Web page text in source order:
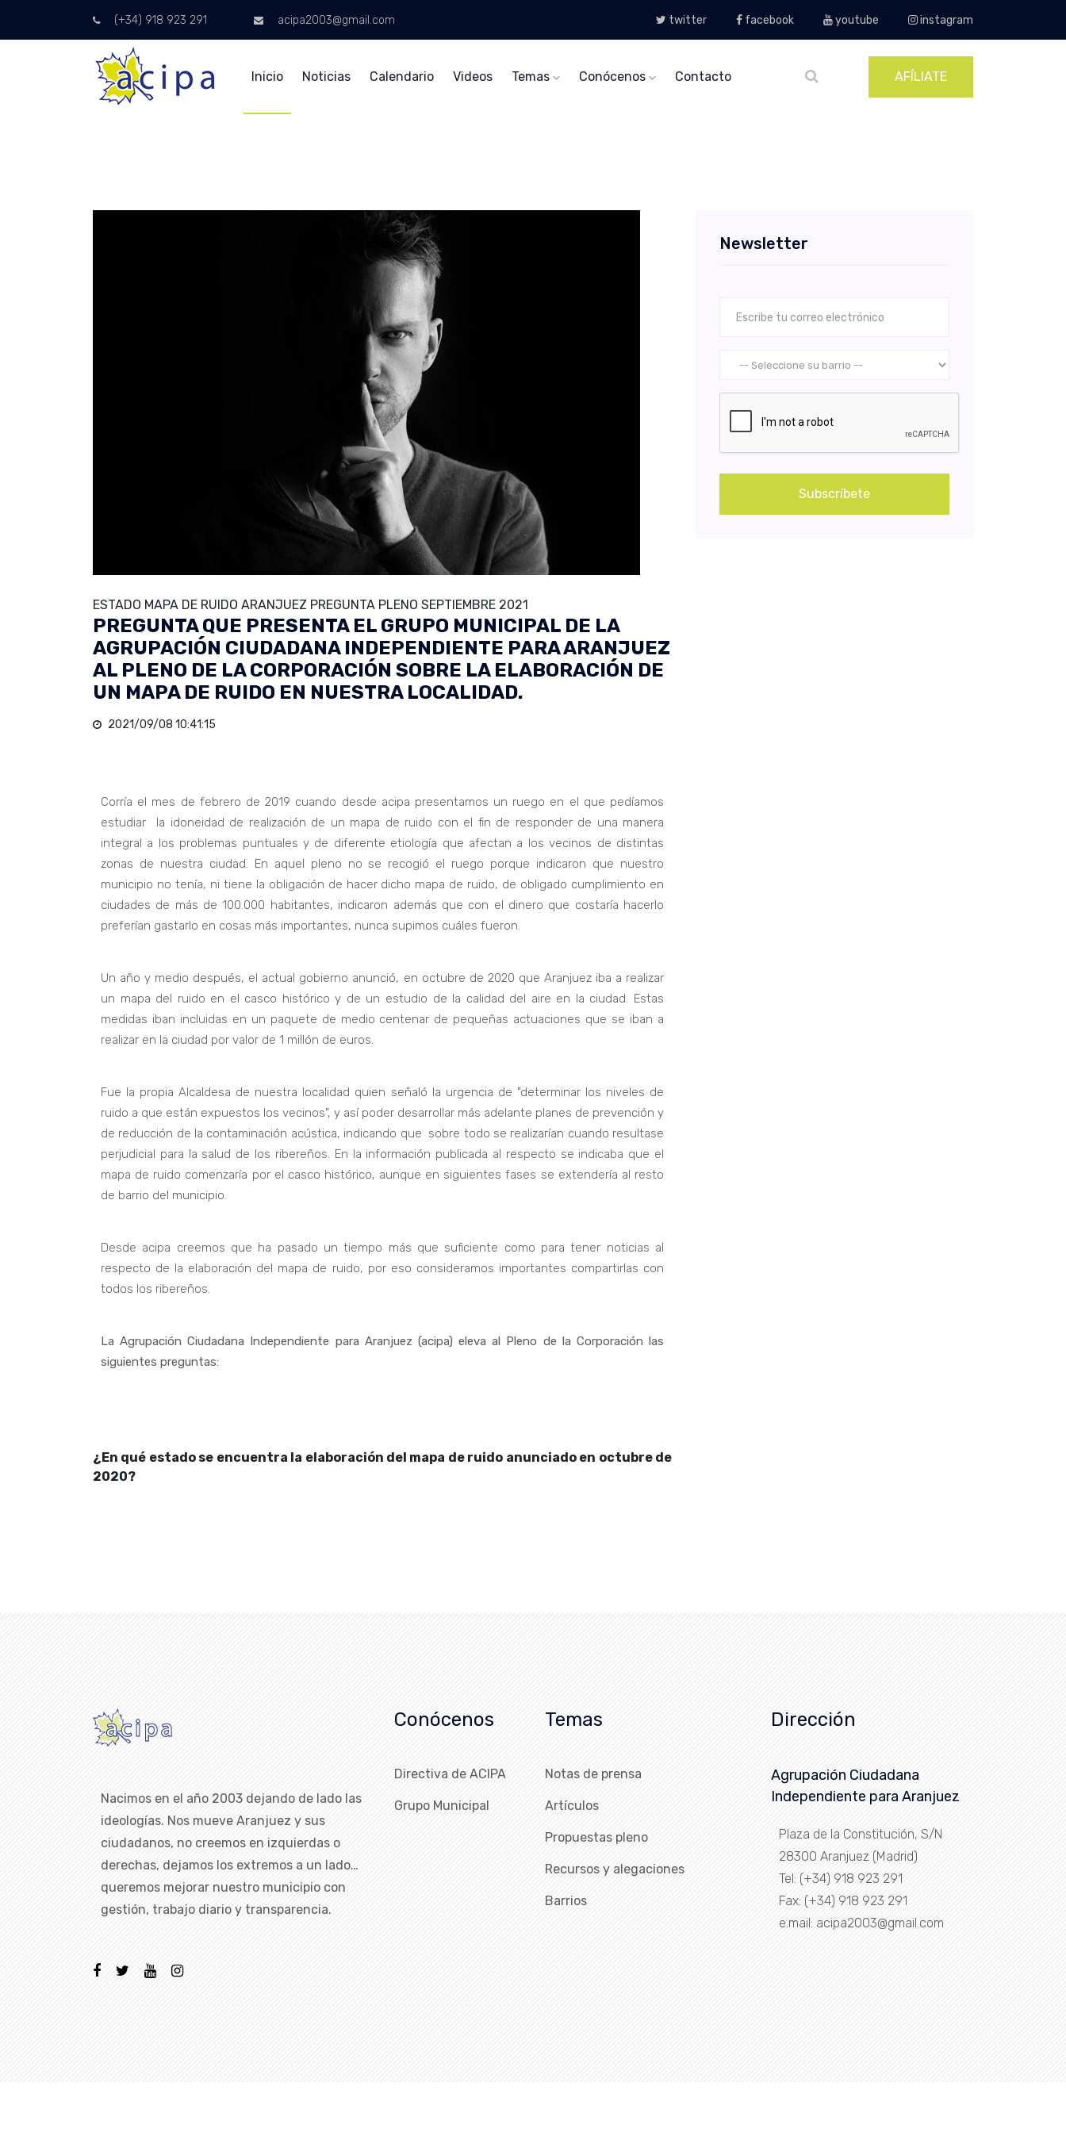
(+34) 918 923 291 acipa2003@gmail.com twitter facebook youtube instagram
Inicio Noticias Calendario Videos Temas Conócenos Contacto AFÍLIATE
ESTADO MAPA DE RUIDO ARANJUEZ PREGUNTA PLENO SEPTIEMBRE 2021
PREGUNTA QUE PRESENTA EL GRUPO MUNICIPAL DE LA
AGRUPACIÓN CIUDADANA INDEPENDIENTE PARA ARANJUEZ
AL PLENO DE LA CORPORACIÓN SOBRE LA ELABORACIÓN DE
UN MAPA DE RUIDO EN NUESTRA LOCALIDAD.
2021/09/08 10:41:15
Corría el mes de febrero de 2019 cuando desde acipa presentamos un ruego en el que pedíamos
estudiar la idoneidad de realización de un mapa de ruido con el fin de responder de una manera
integral a los problemas puntuales y de diferente etiología que afectan a los vecinos de distintas
zonas de nuestra ciudad. En aquel pleno no se recogió el ruego porque indicaron que nuestro
municipio no tenía, ni tiene la obligación de hacer dicho mapa de ruido, de obligado cumplimiento en
ciudades de más de 100.000 habitantes, indicaron además que con el dinero que costaría hacerlo
preferían gastarlo en cosas más importantes, nunca supimos cuáles fueron.
Un año y medio después, el actual gobierno anunció, en octubre de 2020 que Aranjuez iba a realizar
un mapa del ruido en el casco histórico y de un estudio de la calidad del aire en la ciudad. Estas
medidas iban incluidas en un paquete de medio centenar de pequeñas actuaciones que se iban a
realizar en la ciudad por valor de 1 millón de euros.
Fue la propia Alcaldesa de nuestra localidad quien señaló la urgencia de "determinar los niveles de
ruido a que están expuestos los vecinos", y así poder desarrollar más adelante planes de prevención y
de reducción de la contaminación acústica, indicando que sobre todo se realizarían cuando resultase
perjudicial para la salud de los ribereños. En la información publicada al respecto se indicaba que el
mapa de ruido comenzaría por el casco histórico, aunque en siguientes fases se extendería al resto
de barrio del municipio.
Desde acipa creemos que ha pasado un tiempo más que suficiente como para tener noticias al
respecto de la elaboración del mapa de ruido, por eso consideramos importantes compartirlas con
todos los ribereños.
La Agrupación Ciudadana Independiente para Aranjuez (acipa) eleva al Pleno de la Corporación las
siguientes preguntas:
¿En qué estado se encuentra la elaboración del mapa de ruido anunciado en octubre de
2020?
Newsletter
Subscríbete
Nacimos en el año 2003 dejando de lado las
ideologías. Nos mueve Aranjuez y sus
ciudadanos, no creemos en izquierdas o
derechas, dejamos los extremos a un lado…
queremos mejorar nuestro municipio con
gestión, trabajo diario y transparencia.
Conócenos
Directiva de ACIPA
Grupo Municipal
Temas
Notas de prensa
Artículos
Propuestas pleno
Recursos y alegaciones
Barrios
Dirección
Agrupación Ciudadana
Independiente para Aranjuez
Plaza de la Constitución, S/N
28300 Aranjuez (Madrid)
Tel: (+34) 918 923 291
Fax: (+34) 918 923 291
e.mail: acipa2003@gmail.com